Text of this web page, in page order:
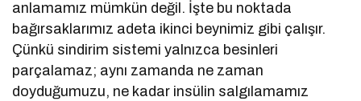
anlamamız mümkün değil. İşte bu noktada
bağırsaklarımız adeta ikinci beynimiz gibi çalışır.
Çünkü sindirim sistemi yalnızca besinleri
parçalamaz; aynı zamanda ne zaman
doyduğumuzu, ne kadar insülin salgılamamız